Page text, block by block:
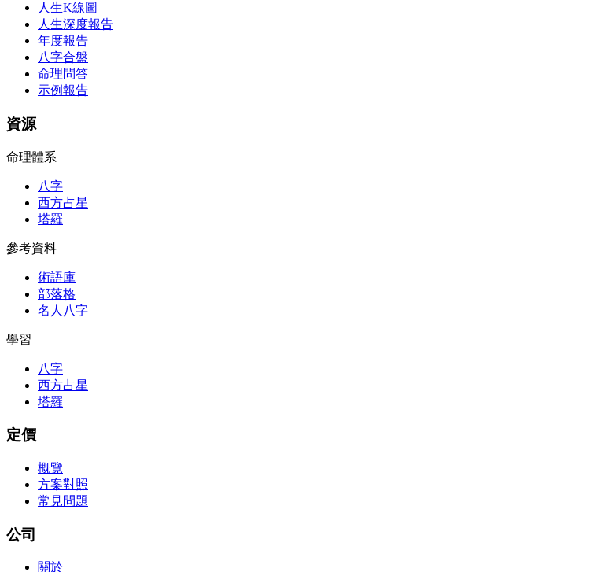
人生K線圖
人生深度報告
年度報告
八字合盤
命理問答
示例報告
資源
命理體系
八字
西方占星
塔羅
參考資料
術語庫
部落格
名人八字
學習
八字
西方占星
塔羅
定價
概覽
方案對照
常見問題
公司
關於